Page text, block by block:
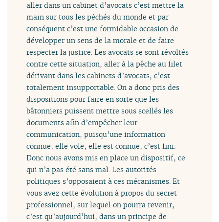
aller dans un cabinet d’avocats c’est mettre la
main sur tous les péchés du monde et par
conséquent c’est une formidable occasion de
développer un sens de la morale et de faire
respecter la justice. Les avocats se sont révoltés
contre cette situation, aller à la pêche au filet
dérivant dans les cabinets d’avocats, c’est
totalement insupportable. On a donc pris des
dispositions pour faire en sorte que les
bâtonniers puissent mettre sous scellés les
documents afin d’empêcher leur
communication, puisqu’une information
connue, elle vole, elle est connue, c’est fini.
Donc nous avons mis en place un dispositif, ce
qui n’a pas été sans mal. Les autorités
politiques s’opposaient à ces mécanismes. Et
vous avez cette évolution à propos du secret
professionnel, sur lequel on pourra revenir,
c’est qu’aujourd’hui, dans un principe de